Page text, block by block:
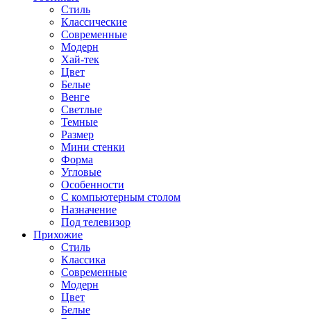
Стиль
Классические
Современные
Модерн
Хай-тек
Цвет
Белые
Венге
Светлые
Темные
Размер
Мини стенки
Форма
Угловые
Особенности
С компьютерным столом
Назначение
Под телевизор
Прихожие
Стиль
Классика
Современные
Модерн
Цвет
Белые